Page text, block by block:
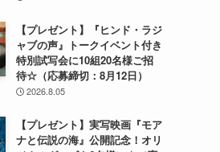
【プレゼント】『ヒンド・ラジ
ャブの声』トークイベント付き
特別試写会に10組20名様ご招
待☆（応募締切：8月12日）
2026.8.05
【プレゼント】実写映画『モア
ナと伝説の海』公開記念！オリ